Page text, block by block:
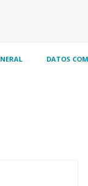
la
DATOS